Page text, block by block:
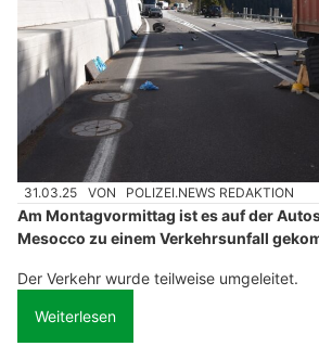
31.03.25 VON POLIZEI.NEWS REDAKTION
Am Montagvormittag ist es auf der
Mesocco zu einem Verkehrsunfall
Der Verkehr wurde teilweise umgeleitet.
Weiterlesen